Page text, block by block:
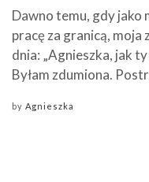
Dawno temu, gdy jako
pracę za granicą, moja
dnia: „Agnieszka, jak
Byłam zdumiona.
by Agnieszka